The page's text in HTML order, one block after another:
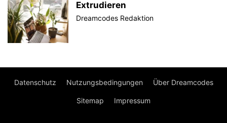
Extrudieren
Dreamcodes Redaktion
Datenschutz Nutzungsbedingungen Über Dreamcodes
Sitemap Impressum